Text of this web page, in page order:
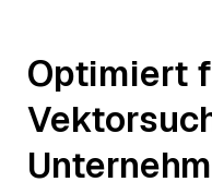
Optimiert